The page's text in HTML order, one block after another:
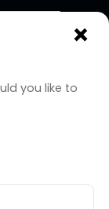
×
you like to